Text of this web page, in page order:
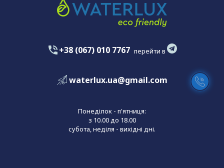
+38 (067) 010 7767 перейти в
waterlux.ua@gmail.com
Понеділок - п'ятниця:
з 10.00 до 18.00
субота, неділя - вихідні дні.